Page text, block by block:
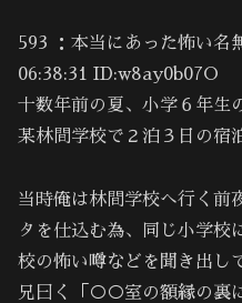
593 ：本当にあった怖い
06:38:31 ID:w8ay0b07O
十数年前の夏、小学６年生
某林間学校で２泊３日の宿
当時俺は林間学校へ行く前
タを仕込む為、同じ小学校
校の怖い噂などを聞き出し
兄曰く「○○室の額縁の裏